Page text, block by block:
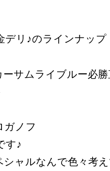
リ♪のラインナップ
サムライブルー必勝
ガノフ
す♪
ャルなんで色々考え